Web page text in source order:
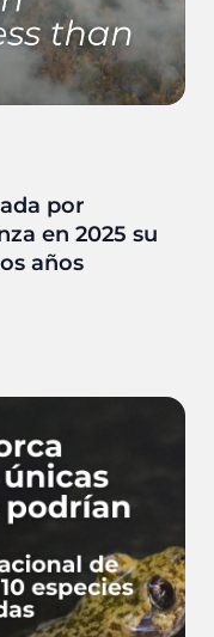
por
en 2025 su
años